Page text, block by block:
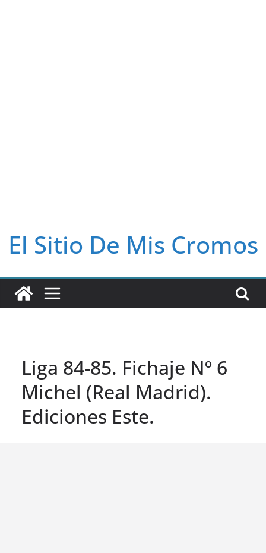
El Sitio De Mis Cromos
Liga 84-85. Fichaje Nº 6
Michel (Real Madrid).
Ediciones Este.